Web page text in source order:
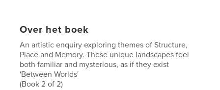
Over het boek
An artistic enquiry exploring themes of Structure,
Place and Memory. These unique landscapes feel
both familiar and mysterious, as if they exist
'Between Worlds'
(Book 2 of 2)